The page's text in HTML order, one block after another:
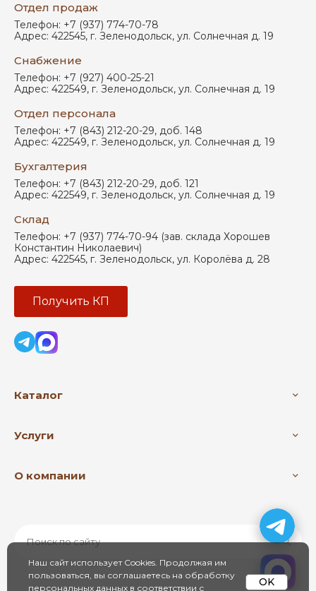
Отдел продаж
Телефон: +7 (937) 774-70-78
Адрес: 422545, г. Зеленодольск, ул. Солнечная д. 19
Снабжение
Телефон: +7 (927) 400-25-21
Адрес: 422549, г. Зеленодольск, ул. Солнечная д. 19
Отдел персонала
Телефон: +7 (843) 212-20-29, доб. 148
Адрес: 422549, г. Зеленодольск, ул. Солнечная д. 19
Бухгалтерия
Телефон: +7 (843) 212-20-29, доб. 121
Адрес: 422549, г. Зеленодольск, ул. Солнечная д. 19
Склад
Телефон: +7 (937) 774-70-94 (зав. склада Хорошев
Константин Николаевич)
Адрес: 422545, г. Зеленодольск, ул. Королёва д. 28
Получить КП
Каталог
Услуги
О компании
Наш сайт использует Cookies. Продолжая им
пользоваться, вы соглашаетесь на обработку
персональных данных в соответствии с
OK